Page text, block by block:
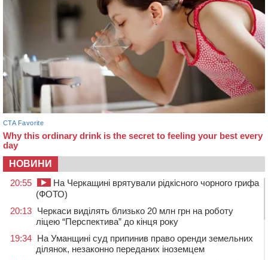
НОВИНИ
20:55
На Черкащині врятували рідкісного чорного грифа
(ФОТО)
20:13 Черкаси виділять близько 20 млн грн на роботу
ліцею “Перспектива” до кінця року
19:34
На Уманщині суд припинив право оренди земельних
ділянок, незаконно переданих іноземцем